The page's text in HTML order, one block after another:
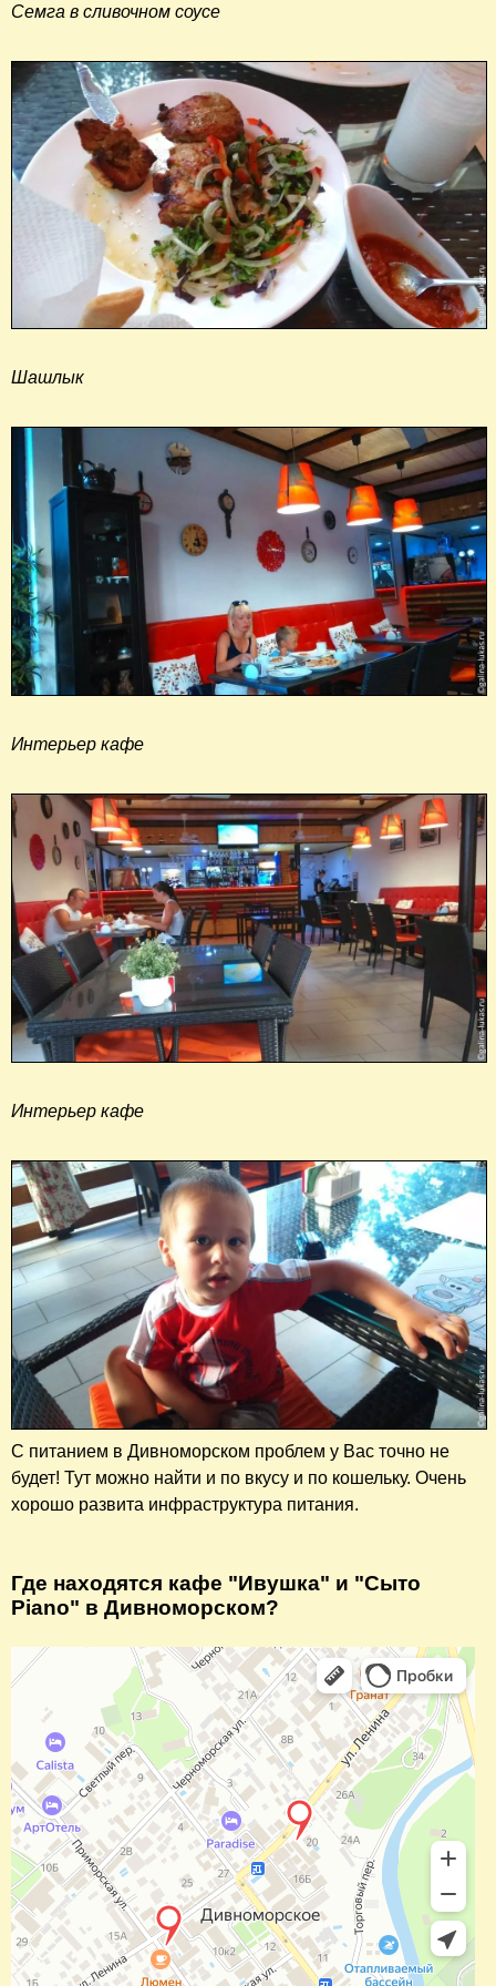
Семга в сливочном соусе
Шашлык
Интерьер кафе
Интерьер кафе
С питанием в Дивноморском проблем у Вас точно не
будет! Тут можно найти и по вкусу и по кошельку. Очень
хорошо развита инфраструктура питания.
Где находятся кафе "Ивушка" и "Сыто
Piano" в Дивноморском?